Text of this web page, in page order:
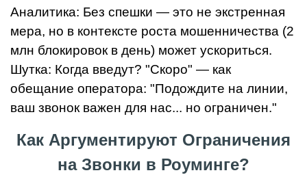
Аналитика: Без спешки — это не экстренная
мера, но в контексте роста мошенничества (2
млн блокировок в день) может ускориться.
Шутка: Когда введут? "Скоро" — как
обещание оператора: "Подождите на линии,
ваш звонок важен для нас... но ограничен."
Как Аргументируют Ограничения
на Звонки в Роуминге?